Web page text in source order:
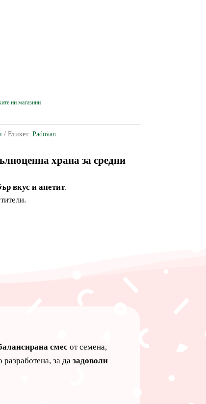
Етикет:Padovan
храна за средни
вкус и апетит.
смес от семена,
разработена, за дазадоволи